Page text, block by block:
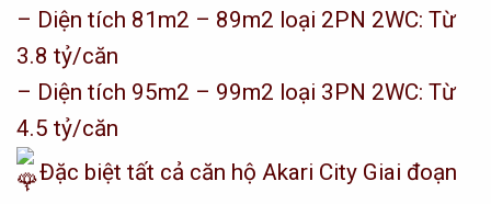
– Diện tích 81m2 – 89m2 loại 2PN 2WC: Từ
3.8 tỷ/căn
– Diện tích 95m2 – 99m2 loại 3PN 2WC: Từ
4.5 tỷ/căn
Đặc biệt tất cả căn hộ Akari City Giai đoạn